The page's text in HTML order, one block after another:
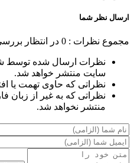
ارسال نظر شما
مجموع نظرات : 0 در انتظار
نظرات ارسال شده توسط
سایت منتشر خواهد شد.
نظراتی که حاوی تهمت یا
نظراتی که به غیر از زبان
منتشر نخواهد شد.